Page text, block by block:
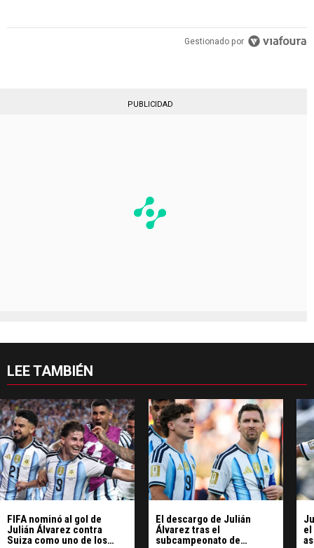
Gestionado por
PUBLICIDAD
LEE TAMBIÉN
FIFA nominó al gol de
Julián Álvarez contra
Suiza como uno de los
El descargo de Julián
Álvarez tras el
subcampeonato de
el